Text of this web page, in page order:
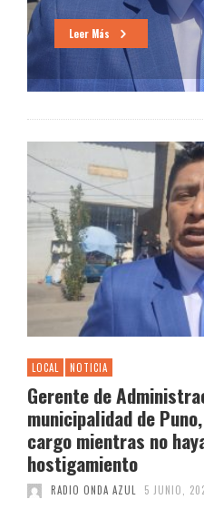
Leer Más
LOCAL NOTICIA
Gerente de
municipalidad de
cargo mientras no
hostigamiento
RADIO ONDA AZUL 5 JUNIO,